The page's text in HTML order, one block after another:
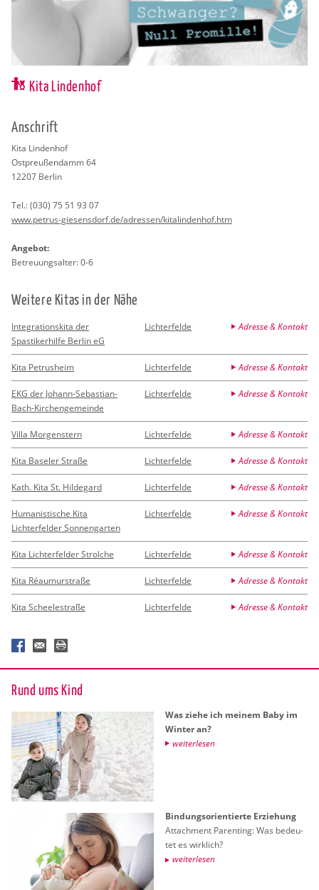
Kita Lindenhof
An­schrift
Kita Lin­den­hof
Ost­preu­ßen­damm 64
12207 Ber­lin
Tel.:(030) 75 51 93 07
www.​petrus-​giesensdorf.​de/​adressen/​kit​alin​denh​of.​htm
An­ge­bot:
Be­treu­ungs­al­ter: 0-6
Wei­te­re Kitas in der Nähe
Integrationskita der
Spastikerhilfe Berlin eG
Lichterfelde Adresse & Kontakt
Kita Petrusheim Lichterfelde Adresse & Kontakt
EKG der Johann-Sebastian-
Bach-Kirchengemeinde
Lichterfelde Adresse & Kontakt
Villa Morgenstern Lichterfelde Adresse & Kontakt
Kita Baseler Straße Lichterfelde Adresse & Kontakt
Kath. Kita St. Hildegard Lichterfelde Adresse & Kontakt
Humanistische Kita
Lichterfelder Sonnengarten
Lichterfelde Adresse & Kontakt
Kita Lichterfelder Strolche Lichterfelde Adresse & Kontakt
Kita Réaumurstraße Lichterfelde Adresse & Kontakt
Kita Scheelestraße Lichterfelde Adresse & Kontakt
Rund ums Kind
Was ziehe ich mei­nem Baby im
Win­ter an?
wei­ter­le­sen
Bin­dungs­ori­en­tier­te Er­zie­hung
At­tach­ment Par­en­ting: Was be­deu­
tet es wirk­lich?
wei­ter­le­sen